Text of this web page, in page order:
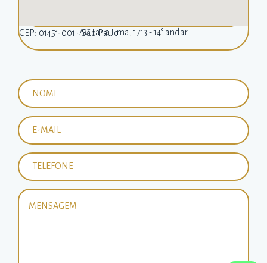
Av. Faria Lima, 1713 - 14° andar
CEP: 01451-001 - São Paulo